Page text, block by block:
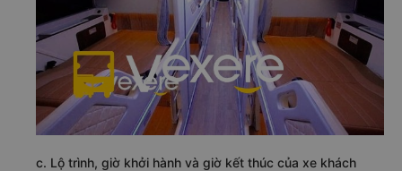
c. Lộ trình, giờ khởi hành và giờ kết thúc của xe khách